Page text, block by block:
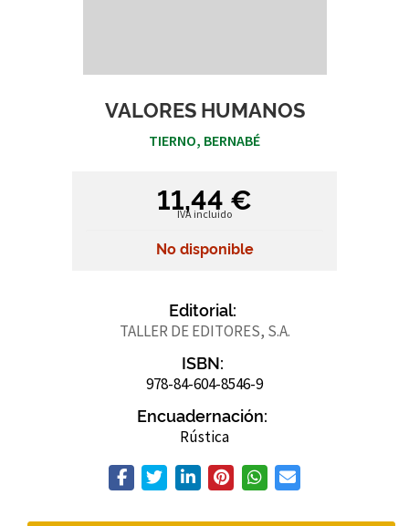
VALORES HUMANOS
TIERNO, BERNABÉ
11,44 €
IVA incluido
No disponible
Editorial:
TALLER DE EDITORES, S.A.
ISBN:
978-84-604-8546-9
Encuadernación:
Rústica